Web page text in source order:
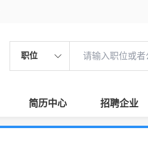
职位
简历中心 招聘企业